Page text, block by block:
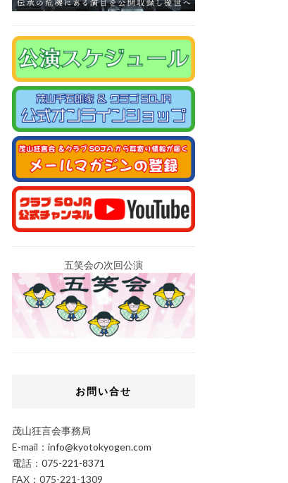
五笑会の次回公演
お問い合せ
茂山狂言会事務局
E-mail： info@kyotokyogen.com
電話： 075-221-8371
FAX：075-221-1309